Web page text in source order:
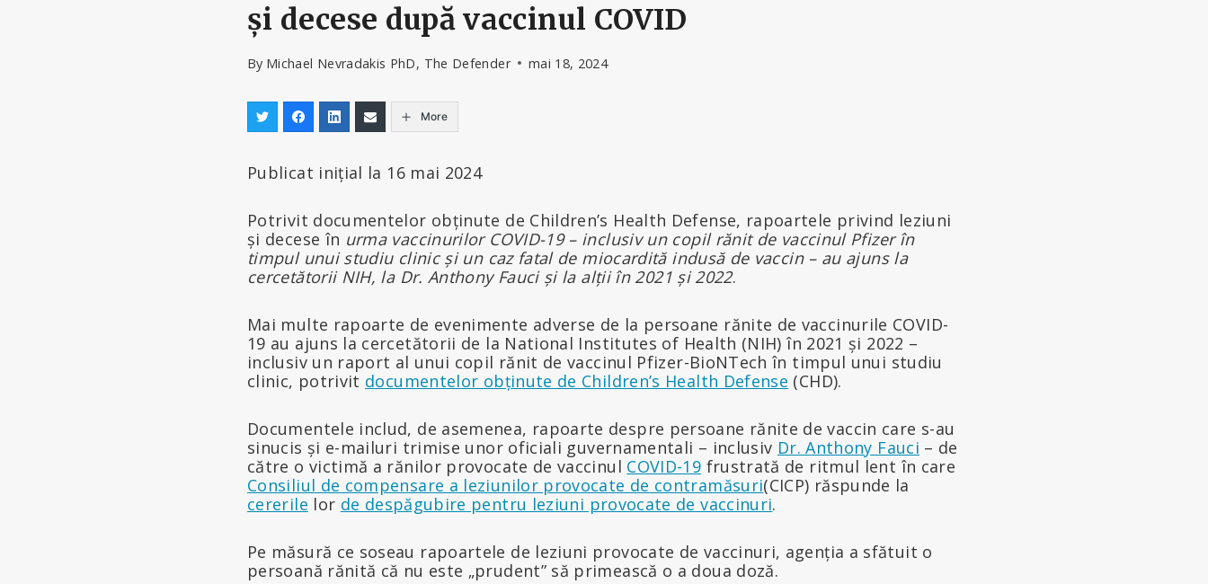
și decese după vaccinul COVID
By Michael Nevradakis PhD, The Defender mai 18, 2024
More
Publicat inițial la 16 mai 2024
Potrivit documentelor obținute de Children’s Health Defense, rapoartele privind leziuni
și decese în urma vaccinurilor COVID-19 – inclusiv un copil rănit de vaccinul Pfizer în
timpul unui studiu clinic și un caz fatal de miocardită indusă de vaccin – au ajuns la
cercetătorii NIH, la Dr. Anthony Fauci și la alții în 2021 și 2022.
Mai multe rapoarte de evenimente adverse de la persoane rănite de vaccinurile COVID-
19 au ajuns la cercetătorii de la National Institutes of Health (NIH) în 2021 și 2022 –
inclusiv un raport al unui copil rănit de vaccinul Pfizer-BioNTech în timpul unui studiu
clinic, potrivit documentelor obținute de Children’s Health Defense (CHD).
Documentele includ, de asemenea, rapoarte despre persoane rănite de vaccin care s-au
sinucis și e-mailuri trimise unor oficiali guvernamentali – inclusiv Dr. Anthony Fauci – de
către o victimă a rănilor provocate de vaccinul COVID-19 frustrată de ritmul lent în care
Consiliul de compensare a leziunilor provocate de contramăsuri(CICP) răspunde la
cererile lor de despăgubire pentru leziuni provocate de vaccinuri.
Pe măsură ce soseau rapoartele de leziuni provocate de vaccinuri, agenția a sfătuit o
persoană rănită că nu este „prudent” să primească o a doua doză.